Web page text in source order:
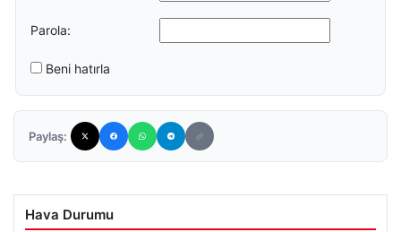
Parola:
Beni hatırla
Paylaş:
Hava Durumu